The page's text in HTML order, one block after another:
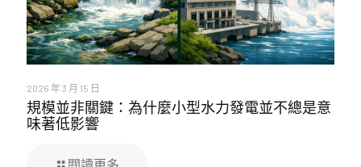
2026 年 3 月 15 日
規模並非關鍵：為什麼小型水力發電並不總是意
味著低影響